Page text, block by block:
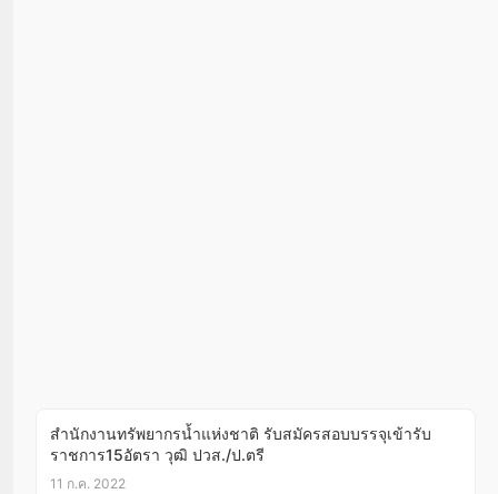
สำนักงานทรัพยากรน้ำแห่งชาติ รับสมัครสอบบรรจุเข้ารับ
ราชการ15อัตรา วุฒิ ปวส./ป.ตรี
11 ก.ค. 2022